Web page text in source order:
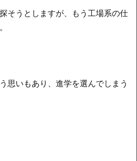
そうとしますが、もう工場系の仕
思いもあり、進学を選んでしまう